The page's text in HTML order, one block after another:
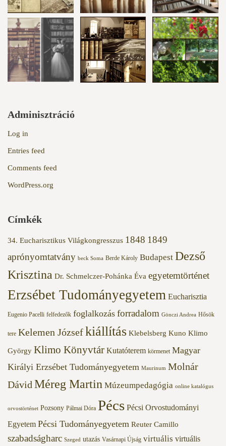
Adminisztráció
Log in
Entries feed
Comments feed
WordPress.org
Címkék
34. Eucharisztikus Világkongresszus 1848 1849
aprónyomtatvány beck Soma Berde Károly Budapest Dezső
Krisztina Dr. Schmelczer-Pohánka Éva egyetemtörténet
Erzsébet Tudományegyetem Eucharisztia
Eugenio Pacelli felfedezők foglalkozás forradalom Gönczi Andrea Hősök
tere Kelemen Józsefkiállítás Klebelsberg Kuno Klimo
György Klimo Könyvtár Kutatóterem körmenet Magyar
Királyi Erzsébet Tudományegyetem Maurinum Molnár
Dávid Méreg Martin Múzeumpedagógia online katalógus
orvostörténet Pozsony Pálmai Dóra Pécs Pécsi Orvostudományi
Egyetem Pécsi Tudományegyetem Reuter Camillo
szabadságharc Szeged utazás Vasárnapi Újság virtuális virtuális